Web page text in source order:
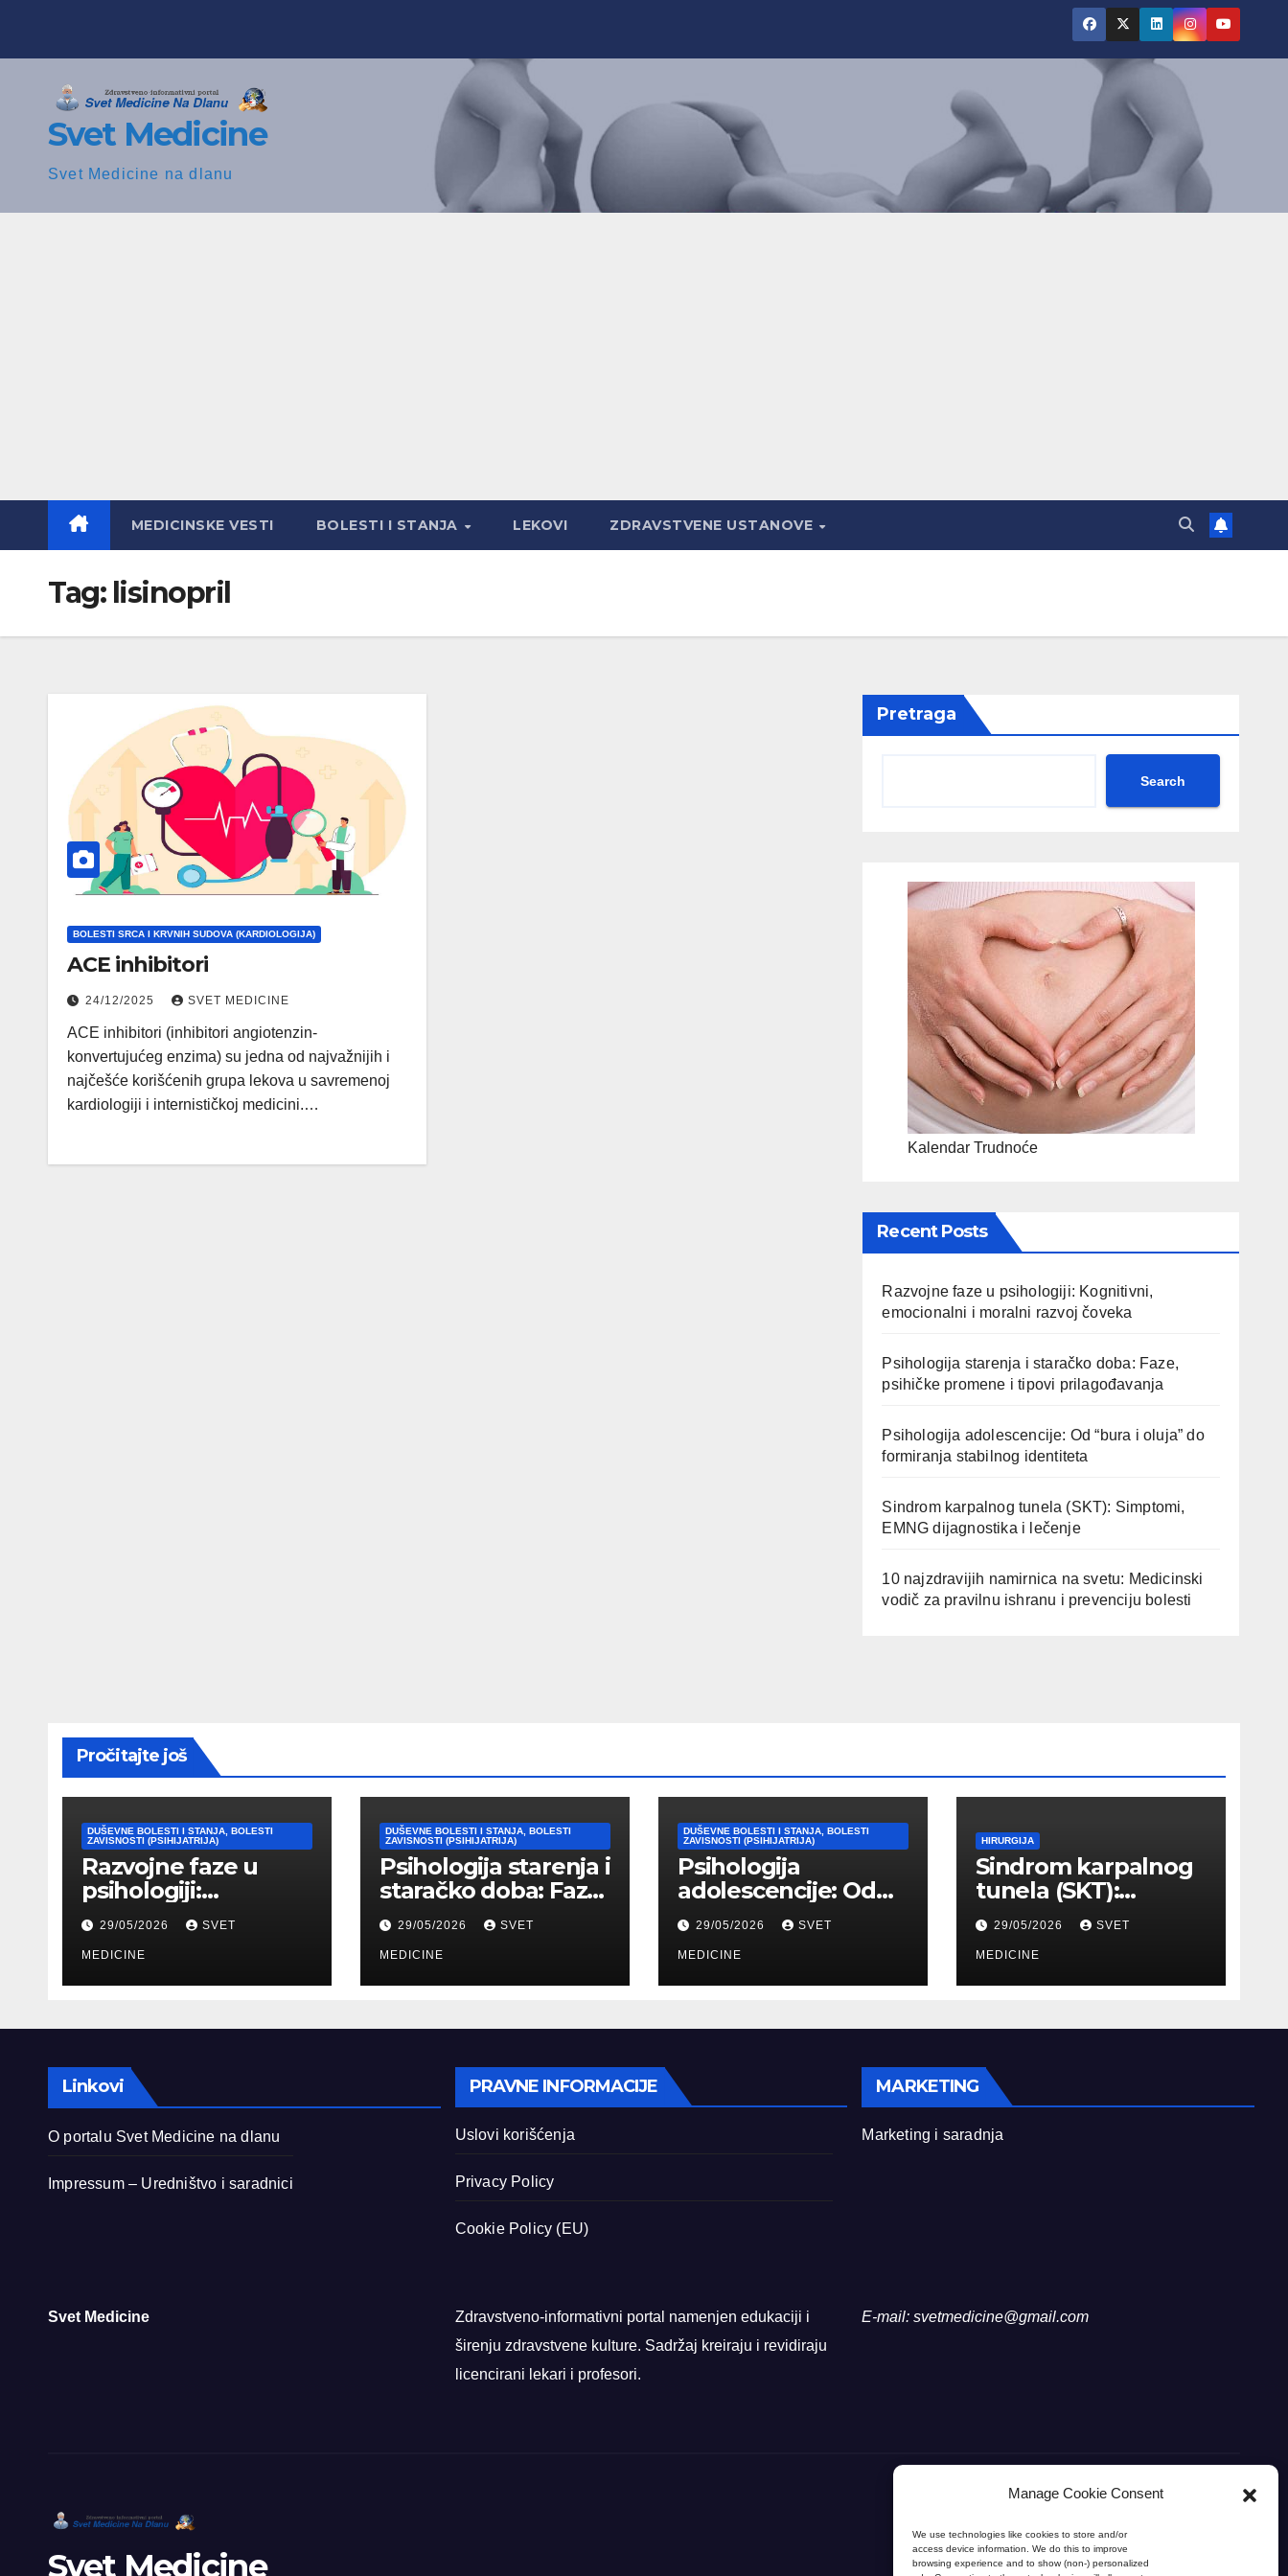
Manage Cookie Consent
We use technologies like cookies to store and/or
access device information. We do this to improve
browsing experience and to show (non-) personalized
Svet Medicine
Svet Medicine na dlanu
MEDICINSKE VESTI BOLESTI I STANJA LEKOVI ZDRAVSTVENE USTANOVE
Tag: lisinopril
BOLESTI SRCA I KRVNIH SUDOVA (KARDIOLOGIJA)
ACE inhibitori
24/12/2025 SVET MEDICINE
ACE inhibitori (inhibitori angiotenzin-
konvertujućeg enzima) su jedna od najvažnijih i
najčešće korišćenih grupa lekova u savremenoj
kardiologiji i internističkoj medicini.…
Pretraga
Search
Kalendar Trudnoće
Recent Posts
Razvojne faze u psihologiji: Kognitivni,
emocionalni i moralni razvoj čoveka
Psihologija starenja i staračko doba: Faze,
psihičke promene i tipovi prilagođavanja
Psihologija adolescencije: Od “bura i oluja” do
formiranja stabilnog identiteta
Sindrom karpalnog tunela (SKT): Simptomi,
EMNG dijagnostika i lečenje
10 najzdravijih namirnica na svetu: Medicinski
vodič za pravilnu ishranu i prevenciju bolesti
Pročitajte još
DUŠEVNE BOLESTI I STANJA, BOLESTI
ZAVISNOSTI (PSIHIJATRIJA)
Razvojne faze u
psihologiji:
Kognitivni,
emocionalni i
moralni razvoj
čoveka
29/05/2026 SVET
MEDICINE
DUŠEVNE BOLESTI I STANJA, BOLESTI
ZAVISNOSTI (PSIHIJATRIJA)
Psihologija starenja i
staračko doba: Faze,
psihičke promene i
tipovi
prilagođavanja
29/05/2026 SVET
MEDICINE
DUŠEVNE BOLESTI I STANJA, BOLESTI
ZAVISNOSTI (PSIHIJATRIJA)
Psihologija
adolescencije: Od
“bura i oluja” do
formiranja stabilnog
identiteta
29/05/2026 SVET
MEDICINE
HIRURGIJA
Sindrom karpalnog
tunela (SKT):
Simptomi, EMNG
dijagnostika i
lečenje
29/05/2026 SVET
MEDICINE
Linkovi
O portalu Svet Medicine na dlanu
Impressum – Uredništvo i saradnici
PRAVNE INFORMACIJE
Uslovi korišćenja
Privacy Policy
Cookie Policy (EU)
MARKETING
Marketing i saradnja
Svet Medicine
Zdravstveno-informativni portal namenjen edukaciji i
širenju zdravstvene kulture. Sadržaj kreiraju i revidiraju
licencirani lekari i profesori.
E-mail: svetmedicine@gmail.com
Svet Medicine